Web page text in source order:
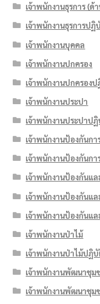
เจ้าพนักงานธุรการ (ด้
เจ้าพนักงานธุรการปฏิ
เจ้าพนักงานบุคคล
เจ้าพนักงานปกครอง
เจ้าพนักงานปกครอง
เจ้าพนักงานประปา
เจ้าพนักงานประปาป
เจ้าพนักงานป้องกันกา
เจ้าพนักงานป้องกันก
เจ้าพนักงานป้องกันแ
เจ้าพนักงานป้องกันแ
เจ้าพนักงานป้องกันแ
เจ้าพนักงานป่าไม้
เจ้าพนักงานป่าไม้ปฏิ
เจ้าพนักงานพัฒนาชุม
เจ้าพนักงานพัฒนาชุม